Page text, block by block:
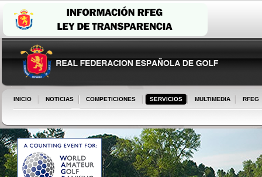
INICIO NOTICIAS COMPETICIONES SERVICIOS MULTIMEDIA RFEG